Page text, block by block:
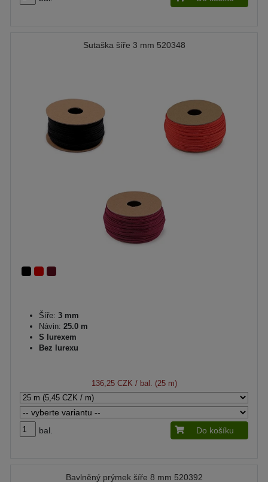
Sutaška šíře 3 mm 520348
Šíře: 3 mm
Návin: 25.0 m
S lurexem
Bez lurexu
136,25 CZK / bal. (25 m)
bal. Do košíku
Bavlněný prýmek šíře 8 mm 520392